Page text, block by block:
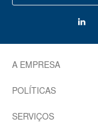
A EMPRESA
POLÍTICAS
SERVIÇOS